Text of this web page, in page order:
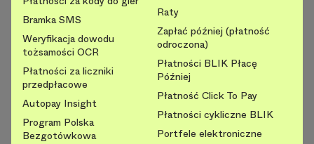
Bramka SMS
Weryfikacja dowodu
tożsamości OCR
Płatności za liczniki
przedpłacowe
Autopay Insight
Program Polska
Bezgotówkowa
Raty
Zapłać później (płatność
odroczona)
Płatności BLIK Płacę
Później
Płatność Click To Pay
Płatności cykliczne BLIK
Portfele elektroniczne